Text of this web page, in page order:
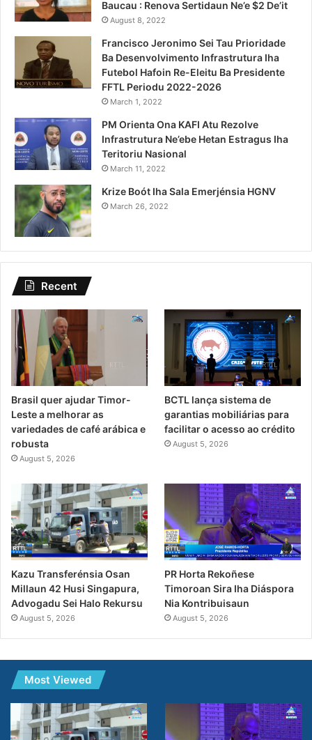
Baucau : Renova Sertidaun Ne’e $2 De’it
August 8, 2022
Francisco Jeronimo Sei Tau Prioridade
Ba Desenvolvimento Infrastrutura Iha
Futebol Hafoin Re-Eleitu Ba Presidente
FFTL Periodu 2022-2026
March 1, 2022
PM Orienta Ona KAFI Atu Rezolve
Infrastrutura Ne’ebe Hetan Estragus Iha
Teritoriu Nasional
March 11, 2022
Krize Boót Iha Sala Emerjénsia HGNV
March 26, 2022
Recent
Brasil quer ajudar Timor-
Leste a melhorar as
variedades de café arábica e
robusta
August 5, 2026
BCTL lança sistema de
garantias mobiliárias para
facilitar o acesso ao crédito
August 5, 2026
Kazu Transferénsia Osan
Millaun 42 Husi Singapura,
Advogadu Sei Halo Rekursu
August 5, 2026
PR Horta Rekoñese
Timoroan Sira Iha Diáspora
Nia Kontribuisaun
August 5, 2026
Most Viewed